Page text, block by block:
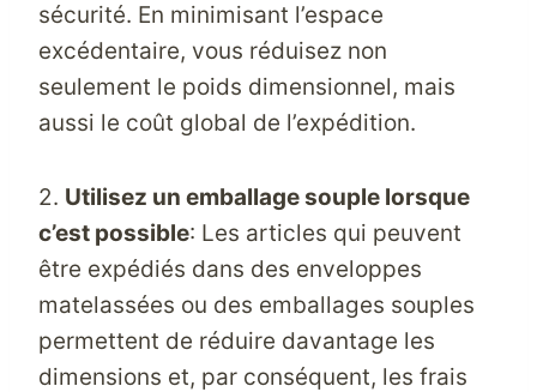
sécurité. En minimisant l’espace
excédentaire, vous réduisez non
seulement le poids dimensionnel, mais
aussi le coût global de l’expédition.
2. Utilisez un emballage souple lorsque
c’est possible: Les articles qui peuvent
être expédiés dans des enveloppes
matelassées ou des emballages souples
permettent de réduire davantage les
dimensions et, par conséquent, les frais